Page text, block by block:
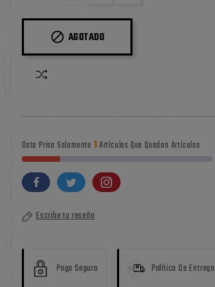
 AGOTADO
Date Prisa Solamente 1Artículos Que Quedan Artículos
Escribe tu reseña
Pago Seguro Política De Entrega